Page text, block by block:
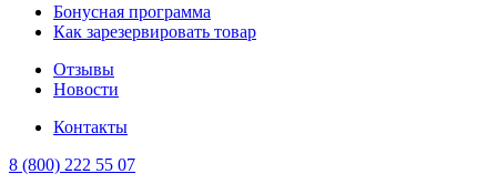
Бонусная программа
Как зарезервировать товар
Отзывы
Новости
Контакты
8 (800) 222 55 07